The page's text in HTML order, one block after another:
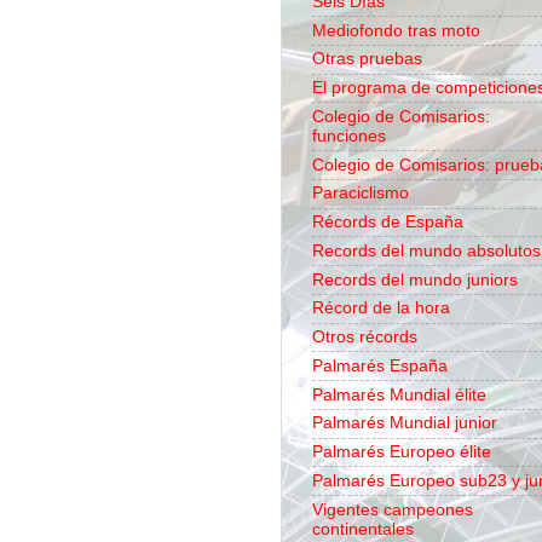
Mediofondo tras moto
Otras pruebas
El programa de
Colegio de Comisarios:
funciones
Colegio de Comisarios:
Paraciclismo
Récords de España
Records del mundo absolutos
Records del mundo juniors
Récord de la hora
Otros récords
Palmarés España
Palmarés Mundial élite
Palmarés Mundial junior
Palmarés Europeo élite
Palmarés Europeo sub23 y
Vigentes campeones
continentales